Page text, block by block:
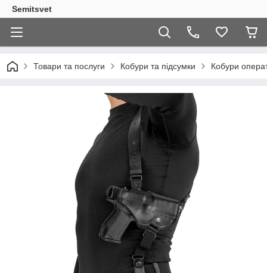
Semitsvet
Товари та послуги Кобури та підсумки Кобури